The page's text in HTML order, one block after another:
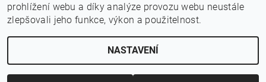
Adresa:Pohraniční 309/15a,
Ostrava - Vítkovice
2026 © HEXA CHEM s.r.o., všechna práva vyhrazena
prohlížení webu a díky analýze provozu webu neustále
zlepšovali jeho funkce, výkon a použitelnost.
NASTAVENÍ